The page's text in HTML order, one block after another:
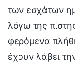
των εσχάτων
λόγω της
φερόμενα
έχουν λάβει